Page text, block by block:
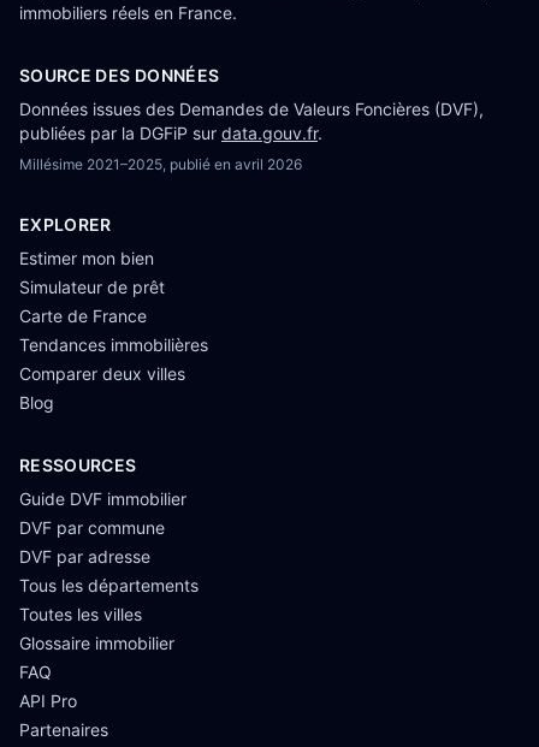
immobiliers réels en France.
SOURCE DES DONNÉES
Données issues des Demandes de Valeurs Foncières (DVF),
publiées par la DGFiP sur data.gouv.fr.
Millésime 2021–2025, publié en avril 2026
EXPLORER
Estimer mon bien
Simulateur de prêt
Carte de France
Tendances immobilières
Comparer deux villes
Blog
RESSOURCES
Guide DVF immobilier
DVF par commune
DVF par adresse
Tous les départements
Toutes les villes
Glossaire immobilier
FAQ
API Pro
Partenaires